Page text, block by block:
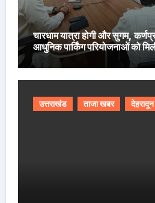
चारधाम यात्रा होगी और सुगम,
आधुनिक पार्किंग परियोजनाओं को
उत्तराखंड ताजा खबर देहरादून